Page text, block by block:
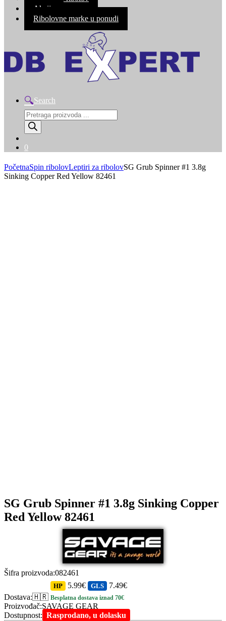
Akcija
Ribolovne marke u ponudi
Search
Products
search
0
PočetnaSpin ribolovLeptiri za ribolovSG Grub Spinner #1 3.8g
Sinking Copper Red Yellow 82461
SG Grub Spinner #1 3.8g Sinking Copper
Red Yellow 82461
Šifra proizvoda:082461
Dostava:🇭🇷
HP 5.99€ GLS 7.49€
Besplatna dostava iznad 70€
Proizvođač:SAVAGE GEAR
Dostupnost: Rasprodano, u dolasku